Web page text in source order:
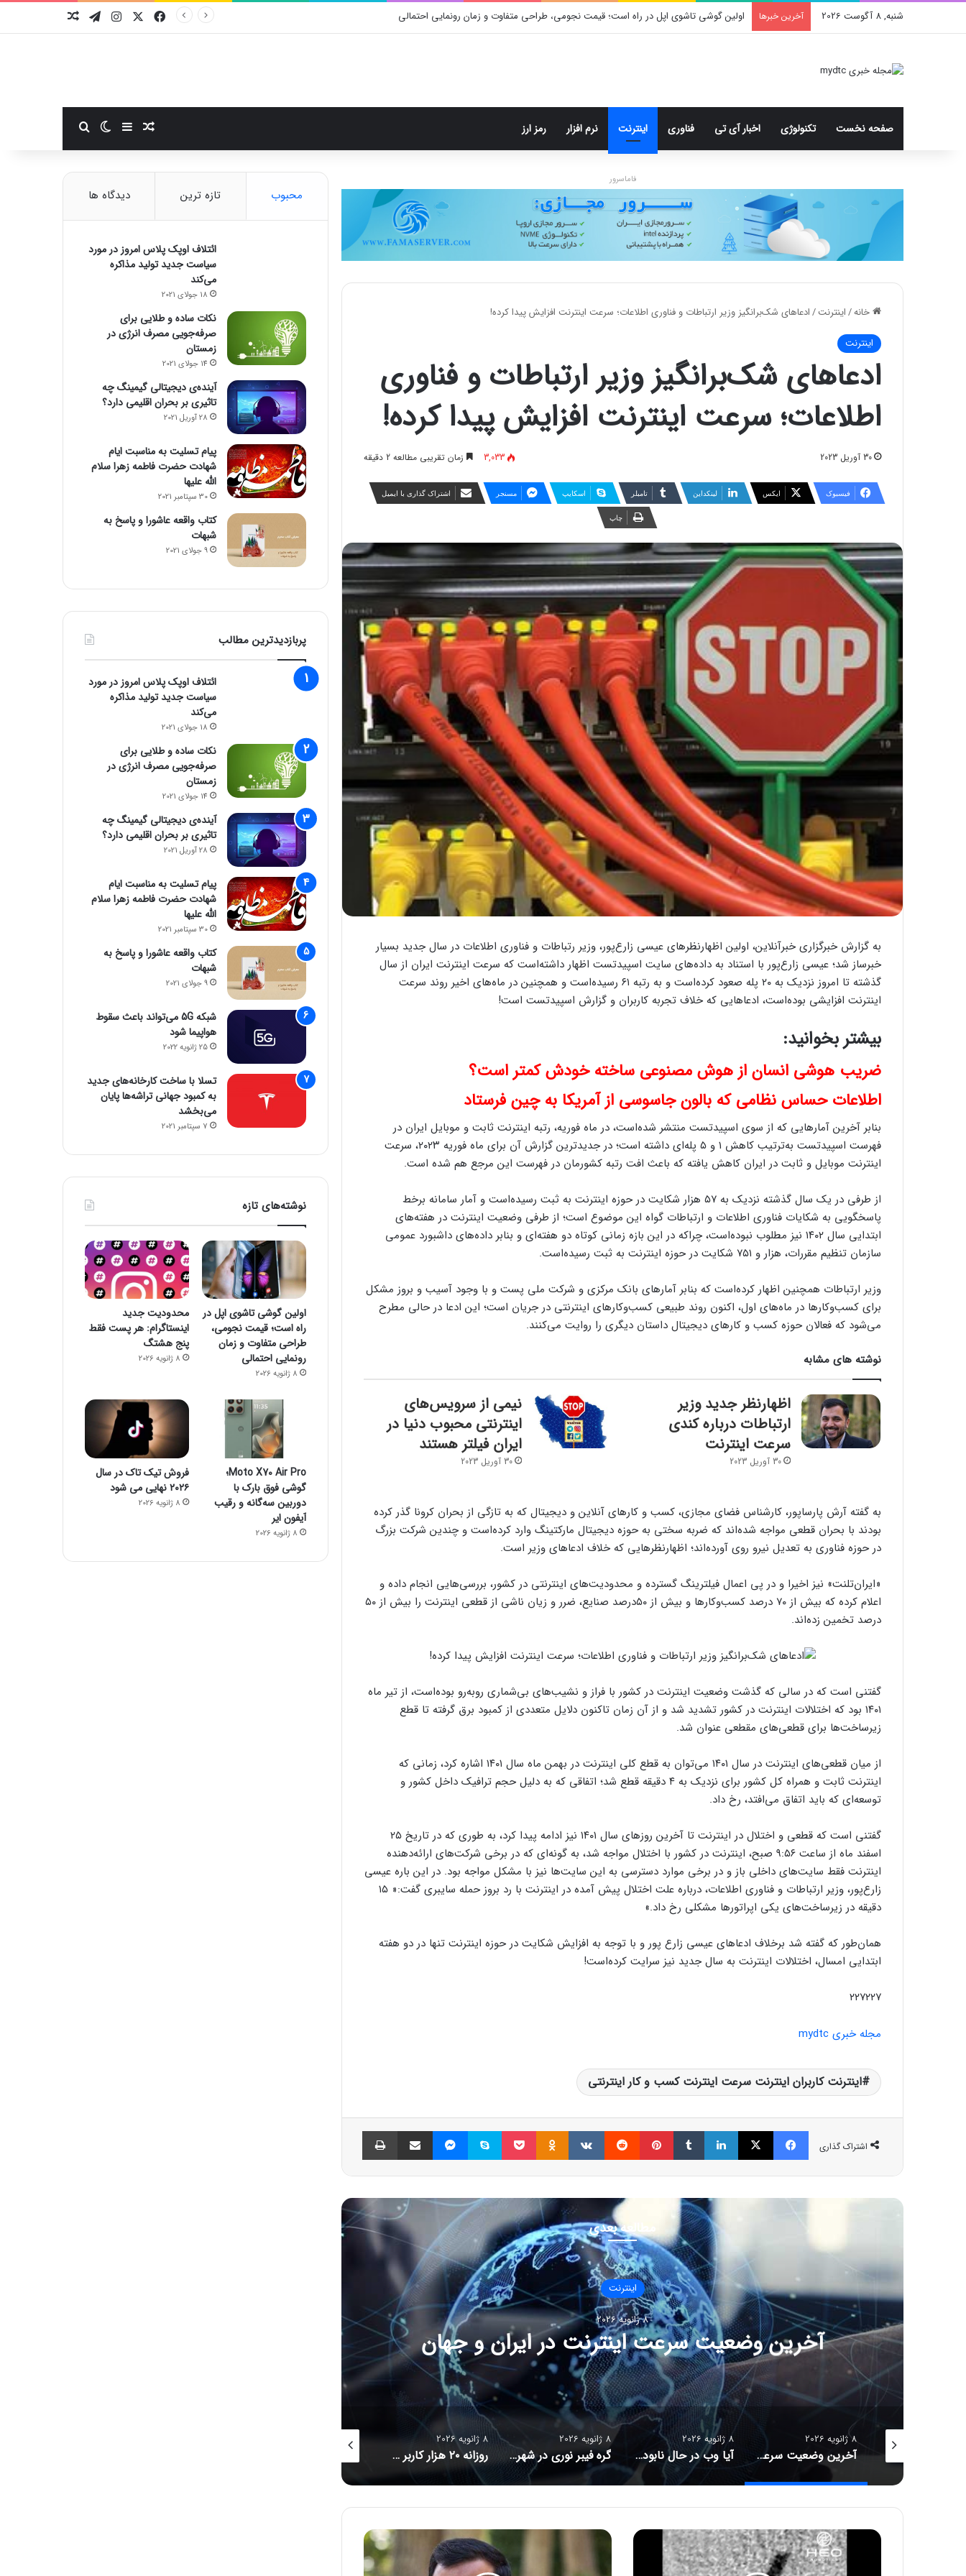
شنبه, 8 آگوست 2026 آخرین خبرها اولین گوشی تاشوی اپل در راه است؛ قیمت نجومی، طراحی متفاوت و زمان رونمایی احتمالی فیسبوکایکس اینستاگرام
تلگرام
صفحه نخست تکنولوژی اخبار آی تی فناوری اینترنت نرم افزار رمز ارز نوشته تصادفی
سایدبارتغییر پوسته
فاماسرور
خانه/اینترنت/ادعاهای شک‌برانگیز وزیر ارتباطات و فناوری اطلاعات؛ سرعت اینترنت افزایش پیدا کرده!
اینترنت
ادعاهای شک‌برانگیز وزیر ارتباطات و فناوری
اطلاعات؛ سرعت اینترنت افزایش پیدا کرده!
30 آوریل 2023 3,033 زمان تقریبی مطالعه 2 دقیقه
فیسبوک ایکس لینکداین تامبلر اسکایپ مسنجر اشتراک گذاری با ایمیل
چاپ
به گزارش خبرگزاری خبرآنلاین، اولین اظهارنظرهای عیسی زارع‌پور، وزیر رتباطات و فناوری اطلاعات در سال جدید بسیار
خبرساز شد؛ عیسی زارع‌پور با استناد به داده‌های سایت اسپیدتست اظهار داشته‌است که سرعت اینترنت ایران از سال
گذشته تا امروز نزدیک به ۲۰ پله صعود کرده‌است و به رتبه ۶۱ رسیده‌است و همچنین در ماه‌های اخیر روند سرعت
اینترنت افزایشی بوده‌است، ادعاهایی که خلاف تجربه کاربران و گزارش اسپیدتست است!
بیشتر بخوانید:
ضریب هوشی انسان از هوش مصنوعی ساخته خودش کمتر است؟
اطلاعات حساس نظامی که بالون جاسوسی از آمریکا به چین فرستاد
بنابر آخرین آمارهایی که از سوی اسپیدتست منتشر شده‌است، در ماه فوریه، رتبه اینترنت ثابت و موبایل ایران در
فهرست اسپیدتست به‌ترتیب کاهش ۱ و ۵ پله‌ای داشته است؛ در جدیدترین گزارش آن برای ماه فوریه ۲۰۲۳، سرعت
اینترنت موبایل و ثابت در ایران کاهش یافته که باعث افت رتبه کشورمان در فهرست این مرجع هم شده است.
از طرفی در یک سال گذشته نزدیک به ۵۷ هزار شکایت در حوزه اینترنت به ثبت رسیده‌است و آمار سامانه برخط
پاسخگویی به شکایات فناوری اطلاعات و ارتباطات گواه این موضوع است؛ از طرفی وضعیت اینترنت در هفته‌های
ابتدایی سال ۱۴۰۲ نیز مطلوب نبوده‌است، چراکه در این بازه زمانی کوتاه دو هفته‌ای و بنابر داده‌های داشبورد عمومی
سازمان تنظیم مقررات، هزار و ۷۵۱ شکایت در حوزه اینترنت به ثبت رسیده‌است.
وزیر ارتباطات همچنین اظهار کرده‌است که بنابر آمارهای بانک مرکزی و شرکت ملی پست و با وجود آسیب و بروز مشکل
برای کسب‌وکارها در ماه‌های اول، اکنون روند طبیعی کسب‌وکارهای اینترنتی در جریان است؛ این ادعا در حالی مطرح
می‌شود که فعالان حوزه کسب و کارهای دیجیتال داستان دیگری را روایت می‌کنند.
نوشته های مشابه
اظهارنظر جدید وزیر
ارتباطات درباره کندی
سرعت اینترنت
30 آوریل 2023
نیمی از سرویس‌های
اینترنتی محبوب دنیا در
ایران فیلتر هستند
30 آوریل 2023
به گفته آرش پارساپور، کارشناس فضای مجازی، کسب و کارهای آنلاین و دیجیتال که به تازگی از بحران کرونا گذر کرده‌
بودند با بحران قطعی مواجه شده‌اند که ضربه سختی به حوزه دیجیتال مارکتینگ وارد کرده‌است و چندین شرکت بزرگ
در حوزه فناوری به تعدیل نیرو روی آورده‌اند؛ اظهارنظرهایی که خلاف ادعاهای وزیر است.
«ایران‌تلنت» نیز اخیرا و در پی اعمال فیلترینگ گسترده و محدودیت‌های اینترنتی در کشور، بررسی‌هایی انجام داده و
اعلام کرده که بیش از ۷۰ درصد کسب‌وکارها و بیش از ۵۰درصد صنایع، ضرر و زیان ناشی از قطعی اینترنت را بیش از ۵۰
درصد تخمین زده‌اند.
گفتنی است که در سالی که گذشت وضعیت اینترنت در کشور با فراز و نشیب‌های بی‌شماری روبه‌رو بوده‌است، از تیر ماه
۱۴۰۱ بود که اختلالات اینترنت در کشور تشدید شد و از آن زمان تاکنون دلایل متعددی از کمبود برق گرفته تا قطع
زیرساخت‌ها برای قطعی‌های مقطعی عنوان شد.
از میان قطعی‌های اینترنت در سال ۱۴۰۱ می‌توان به قطع کلی اینترنت در بهمن ماه سال ۱۴۰۱ اشاره کرد، زمانی که
اینترنت ثابت و همراه کل کشور برای نزدیک به ۴ دقیقه قطع شد؛ اتفاقی که به دلیل حجم ترافیک داخل کشور و
توسعه‌ای که باید اتفاق می‌افتد، رخ داد.
گفتنی است که قطعی و اختلال در اینترنت تا آخرین روزهای سال ۱۴۰۱ نیز ادامه پیدا کرد، به طوری که در تاریخ ۲۵
اسفند ماه از ساعت ۹:۵۶ صبح، اینترنت در کشور با اختلال مواجه شد، به گونه‌ای که در برخی شرکت‌های ارائه‌دهنده
اینترنت فقط سایت‌های داخلی باز و در برخی موارد دسترسی به این سایت‌ها نیز با مشکل مواجه بود. در این باره عیسی
زارع‌پور، وزیر ارتباطات و فناوری اطلاعات، درباره علت اختلال پیش آمده در اینترنت با رد بروز حمله سایبری گفت:« ۱۵
دقیقه در زیرساخت‌های یکی اپراتورها مشکلی رخ داد.»
همان‌طور که گفته شد برخلاف ادعاهای عیسی زارع پور و با توجه به افزایش شکایت در حوزه اینترنت تنها در دو هفته
ابتدایی امسال، اختلالات اینترنت به سال جدید نیز سرایت کرده‌است!
۲۲۷۲۲۷
مجله خبری mydtc
اینترنت کاربران اینترنت سرعت اینترنت کسب و کار اینترنتی
اشتراک گذاری
فیسبوک ایکس لینکداین تامبلر پینتریست Reddit
VKontakte
Odnoklassniki پاکت اسکایپ مسنجر اشتراک گذاری با ایمیل
مطالعه بعدی
اینترنت
8 ژانویه 2026
آیا وب در حال نابودی است؟
آخرین وضعیت سرعت اینترنت در ایران و جهان
8 ژانویه 2026
آیا وب در حال نابودی است؟
8 ژانویه 2026
گره فیبر نوری در شهر تهران
8 ژانویه 2026
روزانه ۲۰ هزار کاربر جدید به استارلینک اضافه می‌شود
8 ژانویه 2026
کدام کشورها سریع‌ترین و کندترین سرعت اینترنت را دارند؟
8 ژانویه 2026
چ
ا
محبوب تازه ترین دیدگاه ها
ائتلاف اوپک پلاس امروز در مورد
سیاست جدید تولید مذاکره
می‌کند
18 جولای 2021
نکات ساده و طلایی برای
صرفه‌جویی مصرف انرژی در
زمستان
14 جولای 2021
آینده‌ی دیجیتالی گیمینگ چه
تاثیری بر بحران اقلیمی دارد؟
28 آوریل 2021
پیام تسلیت به مناسبت ایام
شهادت حضرت فاطمه زهرا سلام
الله علیها
30 سپتامبر 2021
کتاب واقعه عاشورا و پاسخ به
شبهات
9 جولای 2021
پربازدیدترین مطالب
ائتلاف اوپک پلاس امروز در مورد
سیاست جدید تولید مذاکره
می‌کند
18 جولای 2021
نکات ساده و طلایی برای
صرفه‌جویی مصرف انرژی در
زمستان
14 جولای 2021
آینده‌ی دیجیتالی گیمینگ چه
تاثیری بر بحران اقلیمی دارد؟
28 آوریل 2021
پیام تسلیت به مناسبت ایام
شهادت حضرت فاطمه زهرا سلام
الله علیها
30 سپتامبر 2021
کتاب واقعه عاشورا و پاسخ به
شبهات
9 جولای 2021
شبکه 5G می‌تواند باعث سقوط
هواپیما شود
25 ژانویه 2022
تسلا با ساخت کارخانه‌های جدید
به کمبود جهانی تراشه‌ها پایان
می‌بخشد
7 سپتامبر 2021
نوشته‌های تازه
اولین گوشی تاشوی اپل در
راه است؛ قیمت نجومی،
طراحی متفاوت و زمان
رونمایی احتمالی
8 ژانویه 2026
محدودیت جدید
اینستاگرام: هر پست فقط
پنج هشتگ
8 ژانویه 2026
Moto X70 Air Pro؛
گوشی فوق بارک با
دوربین سه‌گانه و رقیب
آیفون ایر
8 ژانویه 2026
فروش تیک تاک در سال
۲۰۲۶ نهایی می شود
8 ژانویه 2026